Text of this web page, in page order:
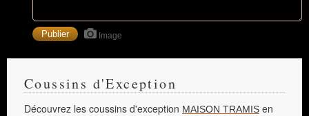
Image
Coussins d'Exception
Découvrez les coussins d'exception MAISON TRAMIS en